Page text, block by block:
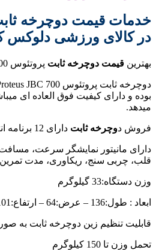
خدمات قیمت دوچرخه
در کالای ورزشی دلوکس
بهترینقیمت دوچرخه ثابتپروتئوس Proteus JBC 700
بوده و دارای کیفیت فوق العاده ای
میدهد.
فروش دوچرخه ثابتدارای 12 برنامه انتخابی
دارای مانیتور نمایشگر سرعت،
قلب، چربی سنج، ریکاوری، مدت تمرین
وزن دستگاه:33 گیلوگرم
ابعاد : طول:136 – عرض:64 – ارتفاع:101 سانتی متر
قابلیت تنظیم زین دوچرخه ثابت به
تحمل وزن تا 150 کیلوگرم